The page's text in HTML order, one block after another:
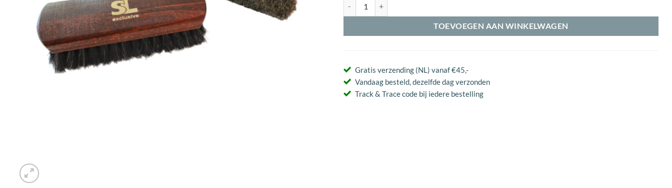
TOEVOEGEN AAN WINKELWAGEN
Gratis verzending (NL) vanaf €45,-
Vandaag besteld, dezelfde dag verzonden
Track & Trace code bij iedere bestelling